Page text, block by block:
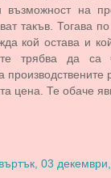
възможност на
такъв. Тогава
кой остава и
трябва да
производствените
цена. Те обаче
03